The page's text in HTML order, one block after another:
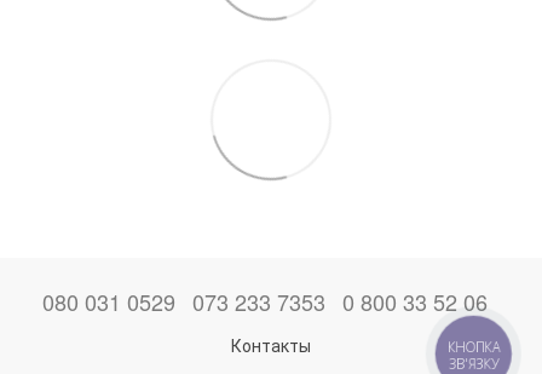
080 031 0529 073 233 7353 0 800 33 52 06
Контакты
КНОПКА
ЗВ'ЯЗКУ